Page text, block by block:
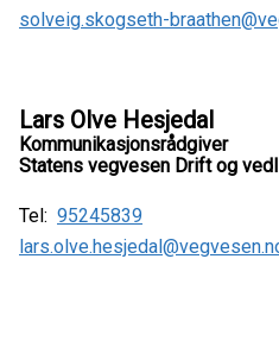
solveig.skogseth-
Lars Olve Hesjedal
Kommunikasjonsrådgiver
Statens vegvesen Drift og
Tel: 95245839